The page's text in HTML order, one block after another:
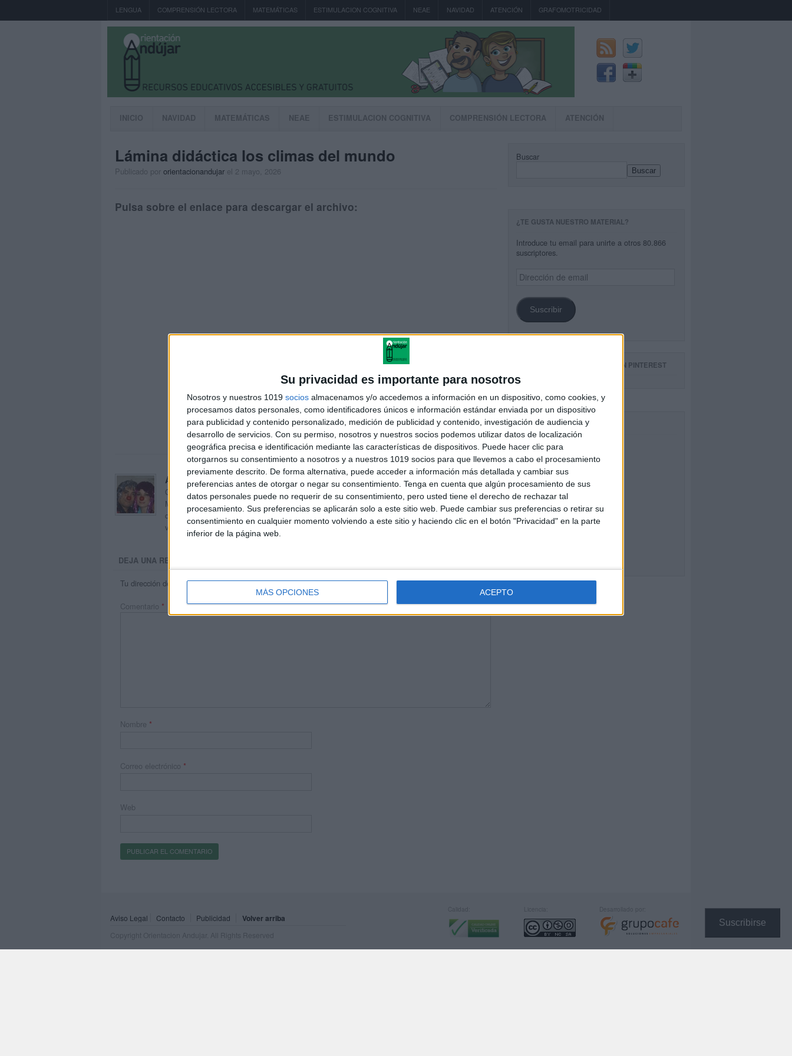
Su privacidad es importante para nosotros
Nosotros y nuestros 1019 socios almacenamos y/o accedemos a información en un dispositivo, como cookies, y
procesamos datos personales, como identificadores únicos e información estándar enviada por un dispositivo
para publicidad y contenido personalizado, medición de publicidad y contenido, investigación de audiencia y
desarrollo de servicios. Con su permiso, nosotros y nuestros socios podemos utilizar datos de localización
geográfica precisa e identificación mediante las características de dispositivos. Puede hacer clic para
otorgarnos su consentimiento a nosotros y a nuestros 1019 socios para que llevemos a cabo el procesamiento
previamente descrito. De forma alternativa, puede acceder a información más detallada y cambiar sus
preferencias antes de otorgar o negar su consentimiento. Tenga en cuenta que algún procesamiento de sus
datos personales puede no requerir de su consentimiento, pero usted tiene el derecho de rechazar tal
procesamiento. Sus preferencias se aplicarán solo a este sitio web. Puede cambiar sus preferencias o retirar su
consentimiento en cualquier momento volviendo a este sitio y haciendo clic en el botón "Privacidad" en la parte
inferior de la página web.
MÁS OPCIONES ACEPTO
Suscribirse
LENGUA COMPRENSIÓN LECTORA MATEMÁTICAS ESTIMULACION COGNITIVA NEAE NAVIDAD ATENCIÓN GRAFOMOTRICIDAD
INICIO NAVIDAD MATEMÁTICAS NEAE ESTIMULACION COGNITIVA COMPRENSIÓN LECTORA ATENCIÓN
Lámina didáctica los climas del mundo
Publicado por orientacionandujar el 2 mayo, 2026
Pulsa sobre el enlace para descargar el archivo:
Lámina didáctica los climas del
mundo
Acerca de orientacionandujar
Orientación Andújar no es solo un blog, es la apuesta personal de dos profesores Ginés y
Maribel, que además de ser pareja, son los encargados de los contenidos que encontramos
dentro del blog y en el cual, vuelcan la mayor parte del tiempo, que sus tareas como docentes, y
voluntarios en sus meses de verano les permite.
DEJA UNA RESPUESTA
Tu dirección de correo electrónico no será publicada. Los campos obligatorios están marcados con*
Comentario *
Nombre *
Correo electrónico *
Web
Buscar
Buscar
¿TE GUSTA NUESTRO MATERIAL?
Introduce tu email para unirte a otros 80.866
suscriptores.
Dirección
de
Suscribir
SIGUE NUESTROS TABLEROS EN PINTEREST
FACEBOOK
Aviso Legal Contacto Publicidad Volver arriba